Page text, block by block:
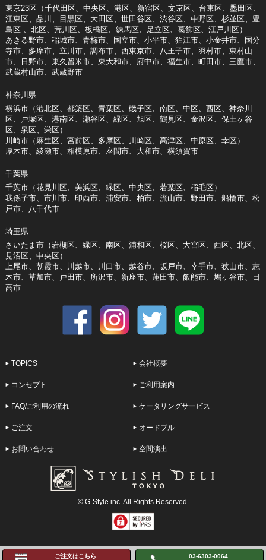
東京23区（千代田区、中央区、港区、新宿区、文京区、台東区、墨田区、
江東区、品川、目黒区、大田区、世田谷区、渋谷区、中野区、杉並区、豊
島区 、北区、荒川区、板橋区、練馬区、足立区、葛飾区、江戸川区）
あきる野市、稲城市、青梅市、国立市、小平市、狛江市、小金井市、国分
寺市、多摩市、立川市、調布市、西東京市、八王子市、羽村市、東村山
市、日野市、東久留米市、東大和市、府中市、福生市、町田市、三鷹市、
武蔵村山市、武蔵野市
神奈川県
横浜市（港北区、都築区、青葉区、磯子区、南区、中区、西区、神奈川
区、戸塚区、港南区、瀬谷区、緑区、旭区、鶴見区、金沢区、保土ヶ谷
区、泉区、栄区）
川崎市（麻生区、宮前区、多摩区、川崎区、高津区、中原区、幸区）
厚木市、綾瀬市、相模原市、座間市、大和市、横須賀市
千葉県
千葉市（花見川区、美浜区、緑区、中央区、若葉区、稲毛区）
我孫子市、市川市、印西市、浦安市、柏市、流山市、野田市、船橋市、松
戸市、八千代市
埼玉県
さいたま市（岩槻区、緑区、南区、浦和区、桜区、大宮区、西区、北区、
見沼区、中央区）
上尾市、朝霞市、川越市、川口市、越谷市、坂戸市、幸手市、狭山市、志
木市、草加市、戸田市、所沢市、新座市、蓮田市、飯能市、鳩ヶ谷市、日
高市
TOPICS 会社概要
コンセプト ご利用案内
FAQ/ご利用の流れ ケータリングサービス
ご注文 オードブル
お問い合わせ 空間演出
© G-Style.inc. All Rights Reserved.
ご注文はこちら 03-6303-0064